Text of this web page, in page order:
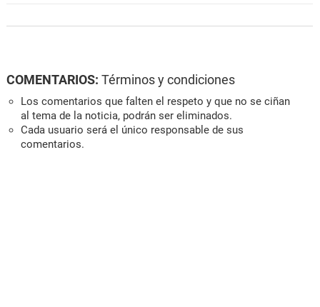
COMENTARIOS: Términos y condiciones
Los comentarios que falten el respeto y que no se ciñan
al tema de la noticia, podrán ser eliminados.
Cada usuario será el único responsable de sus
comentarios.